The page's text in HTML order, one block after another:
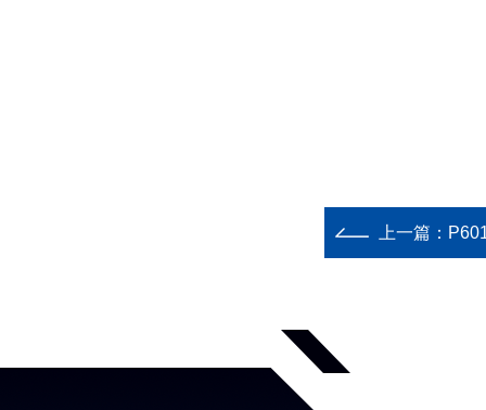
上一篇：